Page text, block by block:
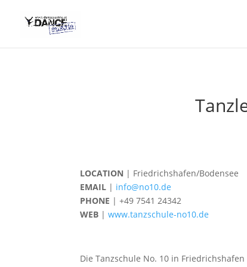
LOCATION | Friedrichshafen/Bodensee
EMAIL | info@no10.de
PHONE | +49 7541 24342
WEB |www.tanzschule-no10.de
Die Tanzschule No. 10 in